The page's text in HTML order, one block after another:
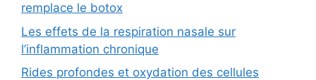
remplace le botox
Les effets de la respiration nasale sur
l’inflammation chronique
Rides profondes et oxydation des cellules